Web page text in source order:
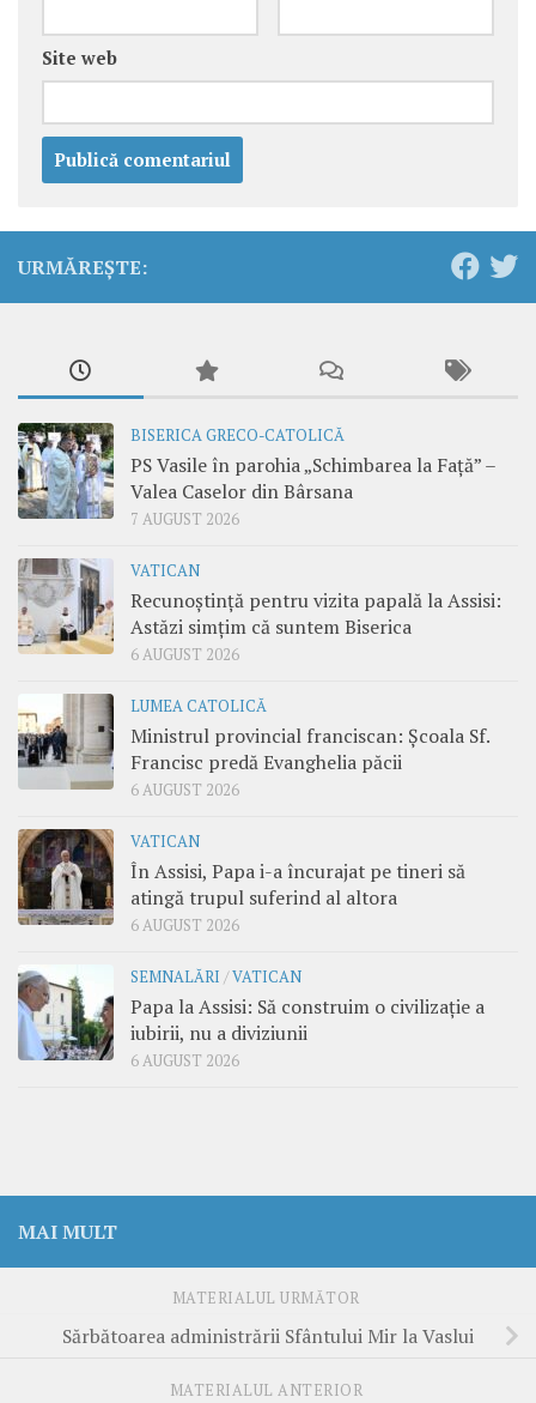
Site web
URMĂREȘTE:
BISERICA GRECO-CATOLICĂ
PS Vasile în parohia „Schimbarea la Față” –
Valea Caselor din Bârsana
7 AUGUST 2026
VATICAN
Recunoștință pentru vizita papală la Assisi:
Astăzi simțim că suntem Biserica
6 AUGUST 2026
LUMEA CATOLICĂ
Ministrul provincial franciscan: Școala Sf.
Francisc predă Evanghelia păcii
6 AUGUST 2026
VATICAN
În Assisi, Papa i-a încurajat pe tineri să
atingă trupul suferind al altora
6 AUGUST 2026
SEMNALĂRI /VATICAN
Papa la Assisi: Să construim o civilizație a
iubirii, nu a diviziunii
6 AUGUST 2026
MAI MULT
MATERIALUL URMĂTOR
Sărbătoarea administrării Sfântului Mir la Vaslui
MATERIALUL ANTERIOR